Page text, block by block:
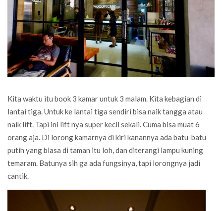
Kita waktu itu book 3 kamar untuk 3 malam. Kita kebagian di
lantai tiga. Untuk ke lantai tiga sendiri bisa naik tangga atau
naik lift. Tapi ini lift nya super kecil sekali. Cuma bisa muat 6
orang aja. Di lorong kamarnya di kiri kanannya ada batu-batu
putih yang biasa di taman itu loh, dan diterangi lampu kuning
temaram. Batunya sih ga ada fungsinya, tapi lorongnya jadi
cantik.